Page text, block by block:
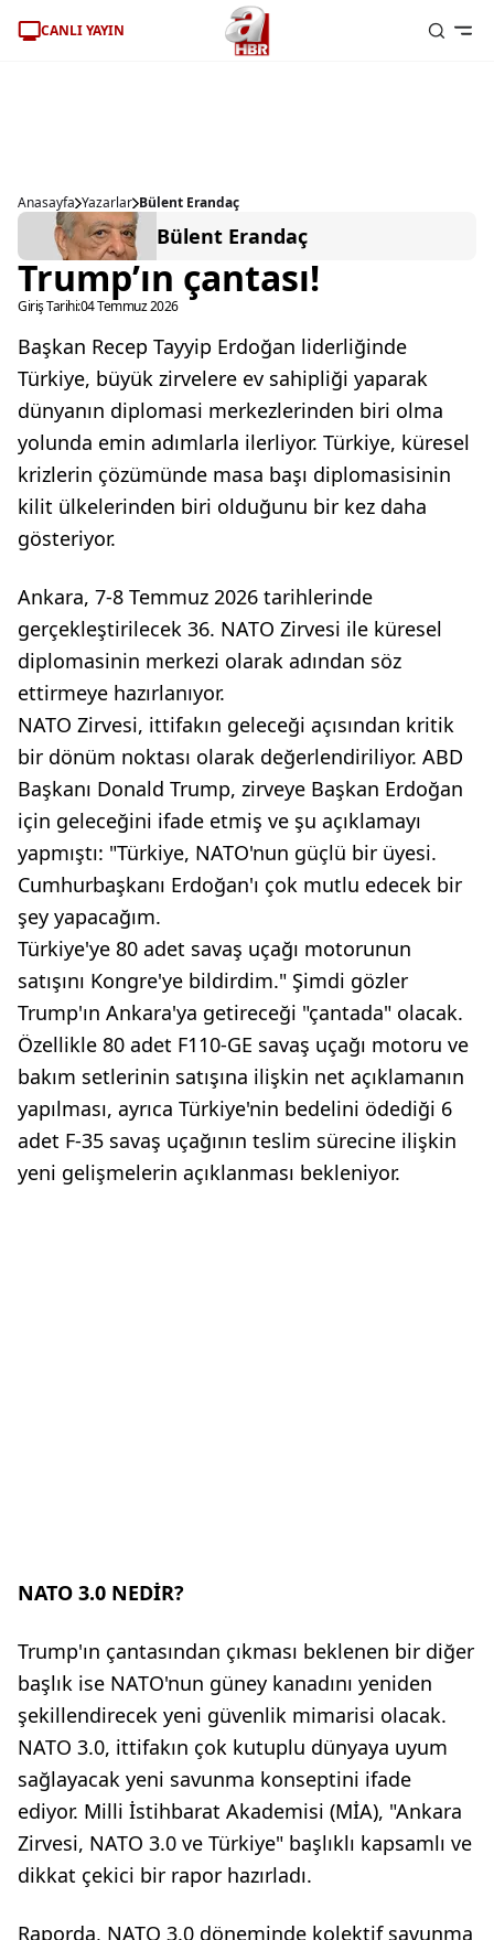
CANLI YAYIN
Anasayfa Yazarlar Bülent Erandaç
Bülent Erandaç
Trump’ın çantası!
Giriş Tarihi:04 Temmuz 2026
Başkan Recep Tayyip Erdoğan liderliğinde
Türkiye, büyük zirvelere ev sahipliği yaparak
dünyanın diplomasi merkezlerinden biri olma
yolunda emin adımlarla ilerliyor. Türkiye, küresel
krizlerin çözümünde masa başı diplomasisinin
kilit ülkelerinden biri olduğunu bir kez daha
gösteriyor.
Ankara, 7-8 Temmuz 2026 tarihlerinde
gerçekleştirilecek 36. NATO Zirvesi ile küresel
diplomasinin merkezi olarak adından söz
ettirmeye hazırlanıyor.
NATO Zirvesi, ittifakın geleceği açısından kritik
bir dönüm noktası olarak değerlendiriliyor. ABD
Başkanı Donald Trump, zirveye Başkan Erdoğan
için geleceğini ifade etmiş ve şu açıklamayı
yapmıştı: "Türkiye, NATO'nun güçlü bir üyesi.
Cumhurbaşkanı Erdoğan'ı çok mutlu edecek bir
şey yapacağım.
Türkiye'ye 80 adet savaş uçağı motorunun
satışını Kongre'ye bildirdim." Şimdi gözler
Trump'ın Ankara'ya getireceği "çantada" olacak.
Özellikle 80 adet F110-GE savaş uçağı motoru ve
bakım setlerinin satışına ilişkin net açıklamanın
yapılması, ayrıca Türkiye'nin bedelini ödediği 6
adet F-35 savaş uçağının teslim sürecine ilişkin
yeni gelişmelerin açıklanması bekleniyor.
NATO 3.0 NEDİR?
Trump'ın çantasından çıkması beklenen bir diğer
başlık ise NATO'nun güney kanadını yeniden
şekillendirecek yeni güvenlik mimarisi olacak.
NATO 3.0, ittifakın çok kutuplu dünyaya uyum
sağlayacak yeni savunma konseptini ifade
ediyor. Milli İstihbarat Akademisi (MİA), "Ankara
Zirvesi, NATO 3.0 ve Türkiye" başlıklı kapsamlı ve
dikkat çekici bir rapor hazırladı.
Raporda, NATO 3.0 döneminde kolektif savunma